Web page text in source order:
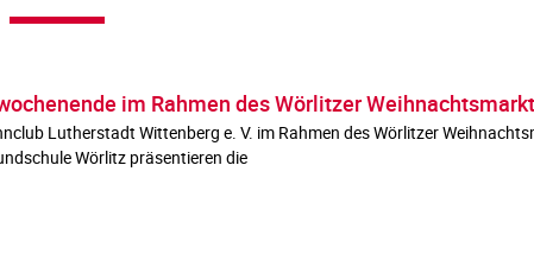
im Rahmen des Wörlitzer
Lutherstadt Wittenberg e. V. im Rahmen des Wörlitzer
Wörlitz präsentieren die